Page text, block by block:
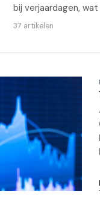
bij verjaardagen,
37 artikelen